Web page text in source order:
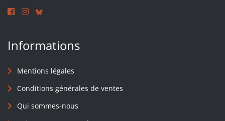
Informations
Mentions légales
Conditions générales de ventes
Qui sommes-nous